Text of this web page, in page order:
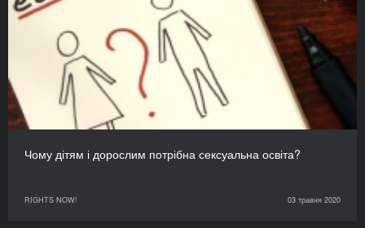
Чому дітям і дорослим потрібна сексуальна освіта?
RIGHTS NOW! 03 травня 2020